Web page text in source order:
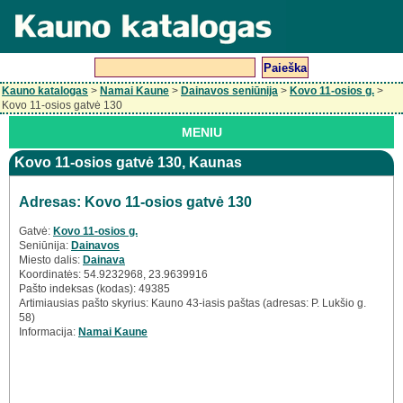
Kauno katalogas > Namai Kaune > Dainavos seniūnija > Kovo 11-osios g. >
Kovo 11-osios gatvė 130
MENIU
Kovo 11-osios gatvė 130, Kaunas
Adresas: Kovo 11-osios gatvė 130
Gatvė: Kovo 11-osios g.
Seniūnija: Dainavos
Miesto dalis: Dainava
Koordinatės: 54.9232968, 23.9639916
Pašto indeksas (kodas): 49385
Artimiausias pašto skyrius: Kauno 43-iasis paštas (adresas: P. Lukšio g.
58)
Informacija: Namai Kaune